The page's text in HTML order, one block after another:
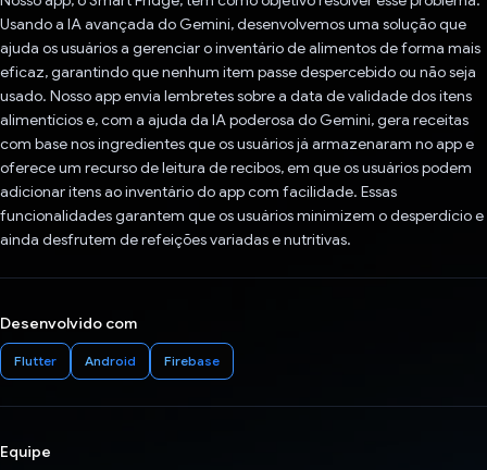
Usando a IA avançada do Gemini, desenvolvemos uma solução que
ajuda os usuários a gerenciar o inventário de alimentos de forma mais
eficaz, garantindo que nenhum item passe despercebido ou não seja
usado. Nosso app envia lembretes sobre a data de validade dos itens
alimentícios e, com a ajuda da IA poderosa do Gemini, gera receitas
com base nos ingredientes que os usuários já armazenaram no app e
oferece um recurso de leitura de recibos, em que os usuários podem
adicionar itens ao inventário do app com facilidade. Essas
funcionalidades garantem que os usuários minimizem o desperdício e
ainda desfrutem de refeições variadas e nutritivas.
Desenvolvido com
Flutter Android Firebase
Equipe